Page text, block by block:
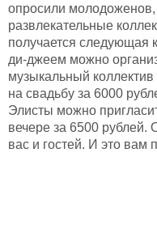
опросили
развлекательные
получается следующая
ди-джеем можно
музыкальный
на свадьбу за 6000
Элисты можно
вечере за 6500 рублей.
вас и гостей. И это вам